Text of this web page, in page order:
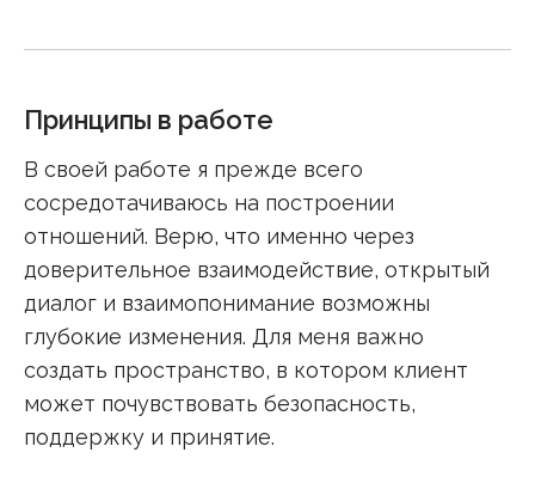
Принципы в работе
В своей работе я прежде всего
сосредотачиваюсь на построении
отношений. Верю, что именно через
доверительное взаимодействие, открытый
диалог и взаимопонимание возможны
глубокие изменения. Для меня важно
создать пространство, в котором клиент
может почувствовать безопасность,
поддержку и принятие.